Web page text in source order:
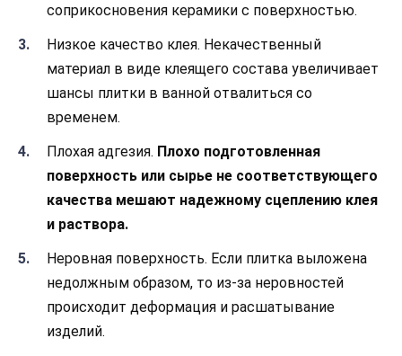
соприкосновения керамики с поверхностью.
Низкое качество клея. Некачественный
материал в виде клеящего состава увеличивает
шансы плитки в ванной отвалиться со
временем.
Плохая адгезия. Плохо подготовленная
поверхность или сырье не соответствующего
качества мешают надежному сцеплению клея
и раствора.
Неровная поверхность. Если плитка выложена
недолжным образом, то из-за неровностей
происходит деформация и расшатывание
изделий.